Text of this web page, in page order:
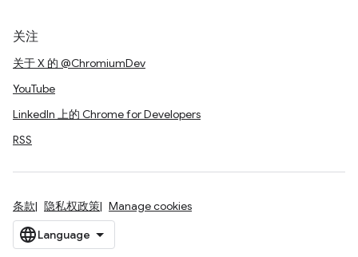
关注
关于 X 的 @ChromiumDev
YouTube
LinkedIn 上的 Chrome for Developers
RSS
条款 隐私权政策 Manage cookies